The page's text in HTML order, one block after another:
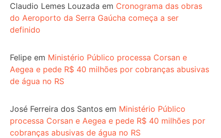
Claudio Lemes Louzada em Cronograma das obras
do Aeroporto da Serra Gaúcha começa a ser
definido
Felipe em Ministério Público processa Corsan e
Aegea e pede R$ 40 milhões por cobranças abusivas
de água no RS
José Ferreira dos Santos em Ministério Público
processa Corsan e Aegea e pede R$ 40 milhões por
cobranças abusivas de água no RS